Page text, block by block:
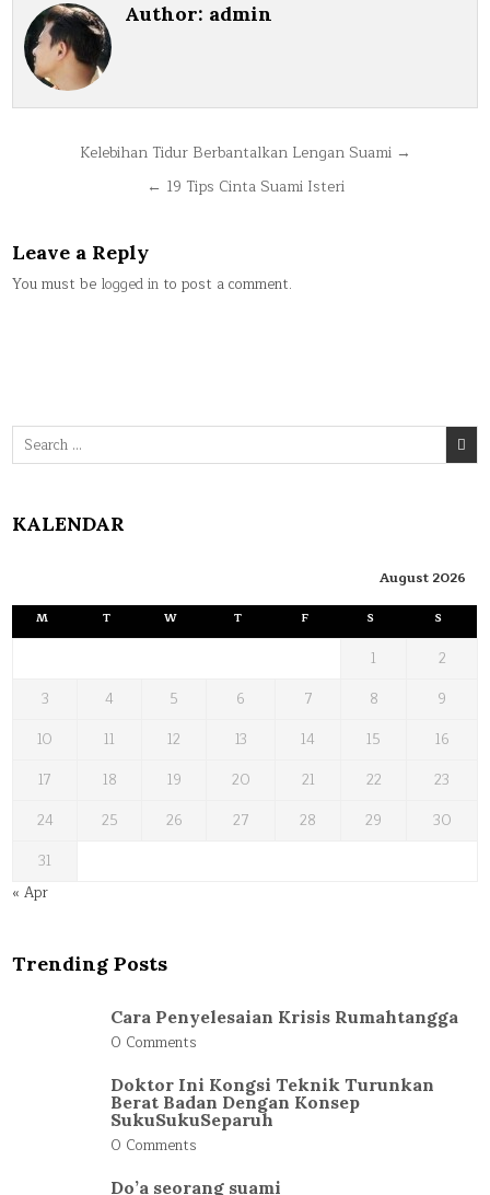
Author: admin
navigation
Kelebihan Tidur Berbantalkan Lengan Suami →
← 19 Tips Cinta Suami Isteri
Leave a Reply
You must be logged in to post a comment.
Search
for:
KALENDAR
August 2026
M T W T F S S
1
2
3
4 5 6 7 8
9
10
11 12 13 14 15
16
17
18 19 20 21 22
23
24
25 26 27 28 29
30
31
« Apr
Trending Posts
Cara Penyelesaian Krisis Rumahtangga
0 Comments
Doktor Ini Kongsi Teknik Turunkan
Berat Badan Dengan Konsep
SukuSukuSeparuh
0 Comments
Do’a seorang suami